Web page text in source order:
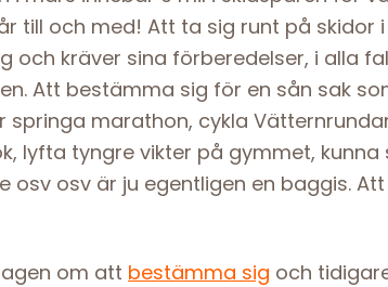
till och med! Att ta sig runt på skidor
och kräver sina förberedelser, i alla
Att bestämma sig för en sån sak
springa marathon, cykla
lyfta tyngre vikter på gymmet,
osv osv är ju egentligen en baggis.
om att bestämma sig och